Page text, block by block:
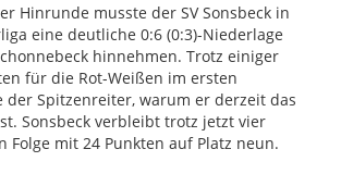
Hinrunde musste der SV Sonsbeck in
eine deutliche 0:6 (0:3)-Niederlage
hinnehmen. Trotz einiger
für die Rot-Weißen im ersten
der Spitzenreiter, warum er derzeit das
Sonsbeck verbleibt trotz jetzt vier
Folge mit 24 Punkten auf Platz neun.